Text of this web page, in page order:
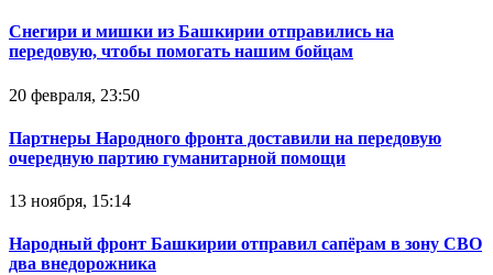
Снегири и мишки из Башкирии отправились на
передовую, чтобы помогать нашим бойцам
20 февраля, 23:50
Партнеры Народного фронта доставили на передовую
очередную партию гуманитарной помощи
13 ноября, 15:14
Народный фронт Башкирии отправил сапёрам в зону СВО
два внедорожника